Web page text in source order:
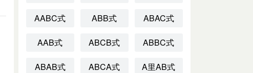
AABC式 ABB式 ABAC式
AAB式 ABCB式 ABBC式
ABAB式 ABCA式 A里AB式